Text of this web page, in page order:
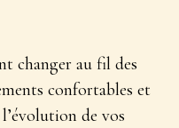
changer au fil des
confortables et
de vos